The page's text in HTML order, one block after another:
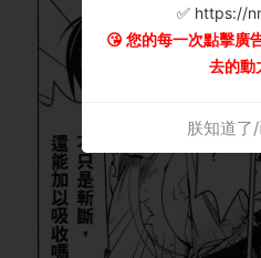
✅ https://
😘 您的每一次點擊廣
去的動
朕知道了